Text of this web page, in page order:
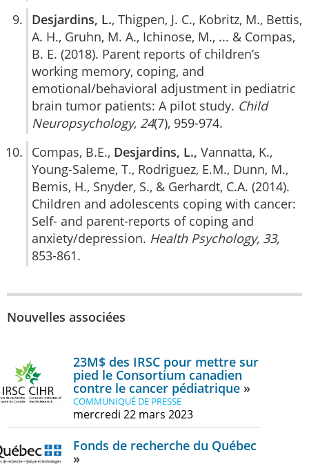
Desjardins, L., Thigpen, J. C., Kobritz, M., Bettis,
A. H., Gruhn, M. A., Ichinose, M., ... & Compas,
B. E. (2018). Parent reports of children’s
working memory, coping, and
emotional/behavioral adjustment in pediatric
brain tumor patients: A pilot study. Child
Neuropsychology, 24(7), 959-974.
Compas, B.E., Desjardins, L., Vannatta, K.,
Young-Saleme, T., Rodriguez, E.M., Dunn, M.,
Bemis, H., Snyder, S., & Gerhardt, C.A. (2014).
Children and adolescents coping with cancer:
Self- and parent-reports of coping and
anxiety/depression. Health Psychology, 33,
853-861.
Nouvelles associées
23M$ des IRSC pour mettre sur
pied le Consortium canadien
contre le cancer pédiatrique
COMMUNIQUÉ DE PRESSE
mercredi 22 mars 2023
Fonds de recherche du Québec